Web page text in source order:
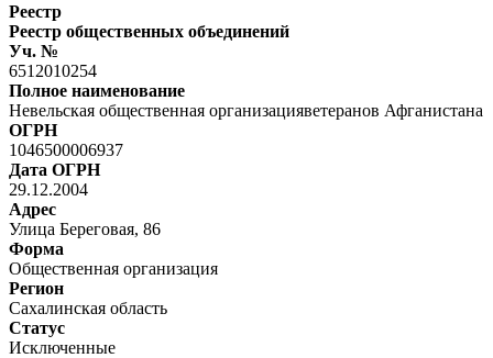
Реестр
Реестр общественных объединений
Уч. №
6512010254
Полное наименование
Невельская общественная организацияветеранов Афганистана
ОГРН
1046500006937
Дата ОГРН
29.12.2004
Адрес
Улица Береговая, 86
Форма
Общественная организация
Регион
Сахалинская область
Статус
Исключенные